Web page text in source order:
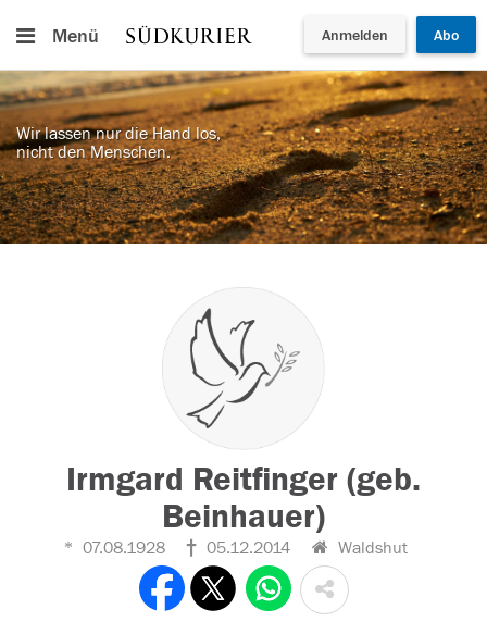
Menü Anmelden Abo
Wir lassen nur die Hand los,
nicht den Menschen.
Irmgard Reitfinger (geb.
Beinhauer)
07.08.1928 05.12.2014 Waldshut